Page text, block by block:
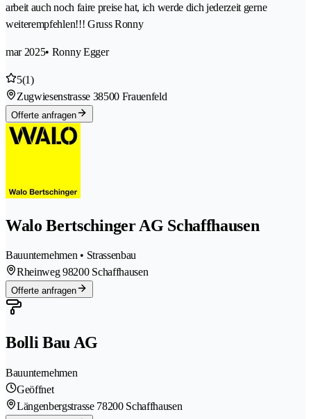
arbeit auch noch faire preise hat, ich werde dich jederzeit gerne
weiterempfehlen!!! Gruss Ronny
mar 2025• Ronny Egger
5(1)
Zugwiesenstrasse 38500 Frauenfeld
Offerte anfragen
Walo Bertschinger AG Schaffhausen
Bauunternehmen • Strassenbau
Rheinweg 98200 Schaffhausen
Offerte anfragen
Bolli Bau AG
Bauunternehmen
Geöffnet
Längenbergstrasse 78200 Schaffhausen